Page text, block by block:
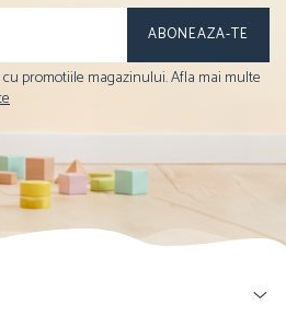
promotiile magazinului. Afla mai multe